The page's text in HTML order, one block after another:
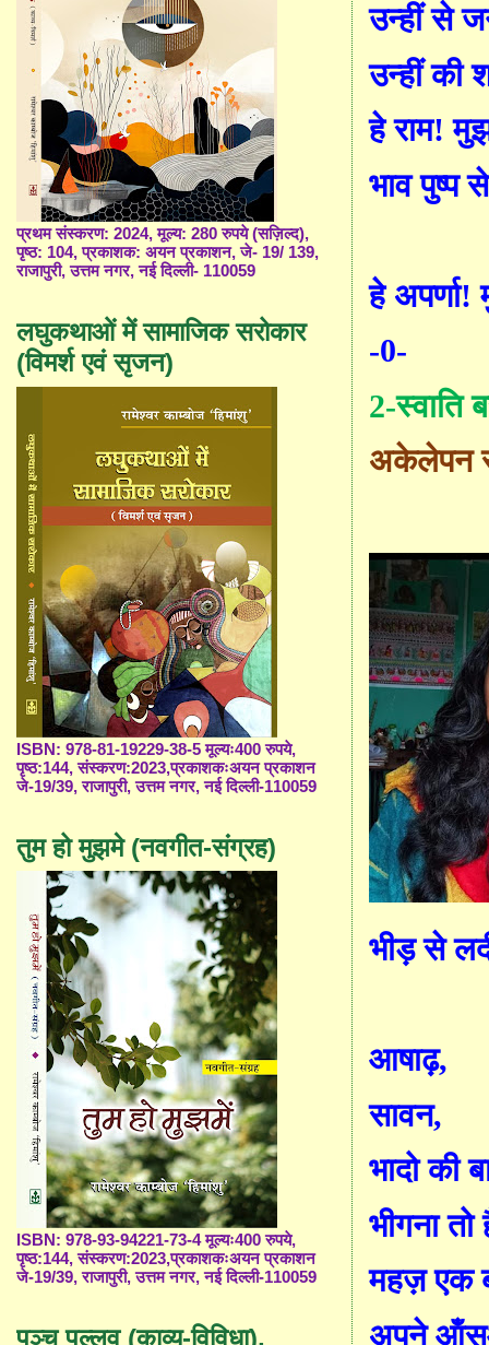
उन्हीं से
उन्हीं की
हे राम!
भाव पुष्प
हे अपर्णा!
-0-
2-स्वाति
अकेलेपन
भीड़ से
आषाढ़,
सावन,
भादो की
भीगना तो
महज़ एक
अपने ऑंसु
प्रथम संस्करण: 2024, मूल्य: 280 रुपये (सज़िल्द),
पृष्ठ: 104, प्रकाशक: अयन प्रकाशन, जे- 19/ 139,
राजापुरी, उत्तम नगर, नई दिल्ली- 110059
लघुकथाओं में सामाजिक सरोकार
(विमर्श एवं सृजन)
ISBN: 978-81-19229-38-5 मूल्यः400 रुपये,
पृष्ठ:144, संस्करण:2023,प्रकाशकःअयन प्रकाशन
जे-19/39, राजापुरी, उत्तम नगर, नई दिल्ली-110059
तुम हो मुझमे (नवगीत-संग्रह)
ISBN: 978-93-94221-73-4 मूल्यः400 रुपये,
पृष्ठ:144, संस्करण:2023,प्रकाशकःअयन प्रकाशन
जे-19/39, राजापुरी, उत्तम नगर, नई दिल्ली-110059
पञ्च पल्लव (काव्य-विविधा),